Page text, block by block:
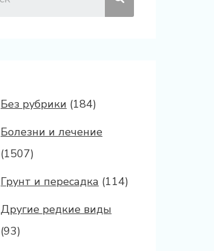
Без рубрики (184)
Болезни и лечение
(1507)
Грунт и пересадка (114)
Другие редкие виды
(93)